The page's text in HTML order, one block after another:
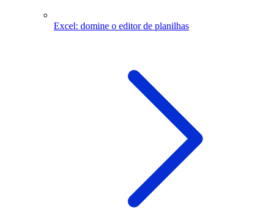
Excel: domine o editor de planilhas